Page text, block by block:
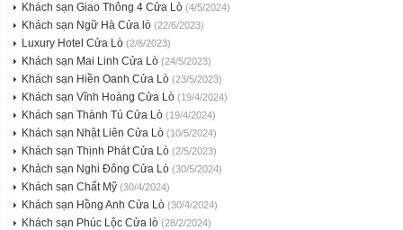
Khách sạn Giao Thông 4 Cửa Lò (4/5/2024)
Khách sạn Ngữ Hà Cửa lò (22/6/2023)
Luxury Hotel Cửa Lò (2/6/2023)
Khách sạn Mai Linh Cửa Lò (24/5/2023)
Khách sạn Hiền Oanh Cửa Lò (23/5/2023)
Khách sạn Vĩnh Hoàng Cửa Lò (19/4/2024)
Khách sạn Thành Tú Cửa Lò (19/4/2024)
Khách sạn Nhật Liên Cửa Lò (10/5/2024)
Khách sạn Thịnh Phát Cửa Lò (2/5/2023)
Khách sạn Nghi Đông Cửa Lò (30/5/2024)
Khách sạn Chất Mỹ (30/4/2024)
Khách sạn Hồng Anh Cửa Lò (30/4/2024)
Khách sạn Phúc Lộc Cửa lò (28/2/2024)